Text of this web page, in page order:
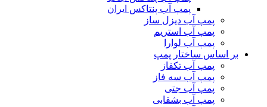
پمپ آب پنتاکس ایران
پمپ آب دیزل ساز
پمپ آب استریم
پمپ آب لوارا
بر اساس ساختار پمپ
پمپ آب تکفاز
پمپ آب سه فاز
پمپ آب جتی
پمپ آب بشقابی